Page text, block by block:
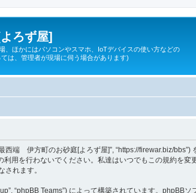
ろず屋]
、ほかにはパソコンやスマホ、IoTデバイスの使い方などの
は、管理者が現場に伺う場合があります)
西端 伊方町のお砂庭[よろず屋]”, “https://firewar.biz/
用を行わないでください。私達はいつでもこの規約を
されます。
“phpBB Teams”) によって構築されています。phpBBソ